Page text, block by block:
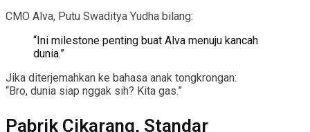
CMO Alva, Putu Swaditya Yudha bilang:
“Ini milestone penting buat Alva menuju kancah
dunia.”
Jika diterjemahkan ke bahasa anak tongkrongan:
“Bro, dunia siap nggak sih? Kita gas.”
Pabrik Cikarang, Standar